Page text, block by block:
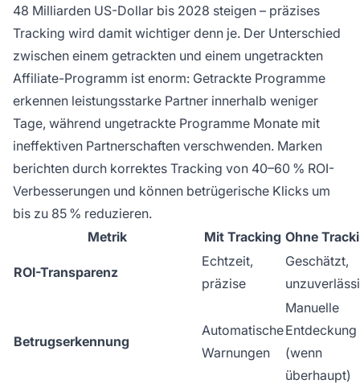
48 Milliarden US-Dollar bis 2028 steigen – präzises
Tracking wird damit wichtiger denn je. Der Unterschied
zwischen einem getrackten und einem ungetrackten
Affiliate-Programm ist enorm: Getrackte Programme
erkennen leistungsstarke Partner innerhalb weniger
Tage, während ungetrackte Programme Monate mit
ineffektiven Partnerschaften verschwenden. Marken
berichten durch korrektes Tracking von 40–60 % ROI-
Verbesserungen und können betrügerische Klicks um
bis zu 85 % reduzieren.
Metrik
Mit Tracking Ohne
ROI-Transparenz
Echtzeit,
präzise
Geschätzt,
Betrugserkennung
Automatische
Warnungen
Manuelle
Entdeckung
(wenn
überhaupt)